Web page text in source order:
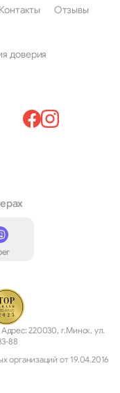
Контакты
Отзывы
доверия
220030, г.Минск, ул.
88
организаций от 19.04.2016